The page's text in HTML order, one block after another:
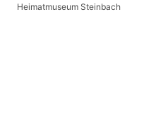
Heimatmuseum Steinbach